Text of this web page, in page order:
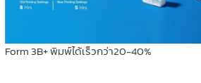
Form 3B+ พิมพ์ได้เร็วกว่า20-40%